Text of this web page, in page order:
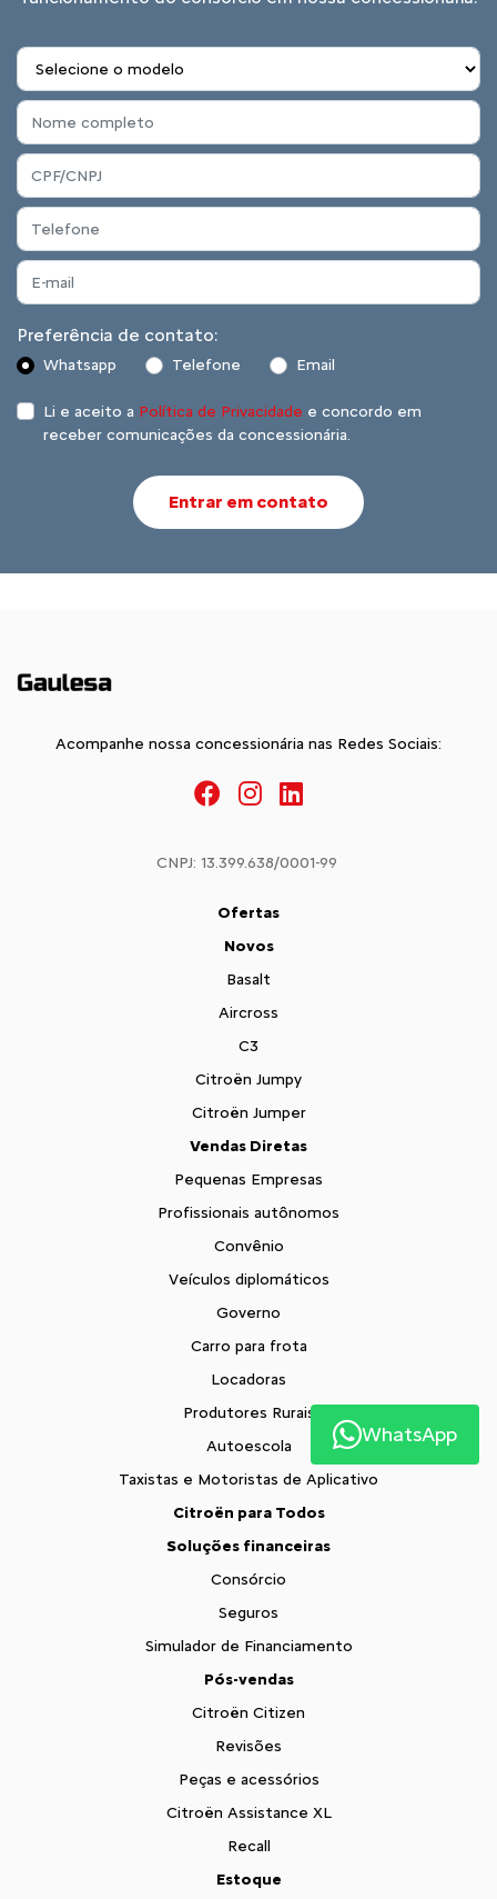
Preferência de contato:
Whatsapp Telefone Email
Li e aceito a Política de Privacidade e concordo em
receber comunicações da concessionária.
Entrar em contato
Acompanhe nossa concessionária nas Redes Sociais:
CNPJ: 13.399.638/0001-99
Ofertas
Novos
Basalt
Aircross
C3
Citroën Jumpy
Citroën Jumper
Vendas Diretas
Pequenas Empresas
Profissionais autônomos
Convênio
Veículos diplomáticos
Governo
Carro para frota
Locadoras
Produtores Rurais
Autoescola
Taxistas e Motoristas de Aplicativo
Citroën para Todos
Soluções financeiras
Consórcio
Seguros
Simulador de Financiamento
Pós-vendas
Citroën Citizen
Revisões
Peças e acessórios
Citroën Assistance XL
Recall
Estoque
WhatsApp